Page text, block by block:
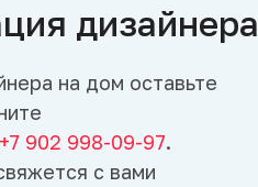
дизайнера
на дом оставьте
+7 902 998-09-97.
с вами